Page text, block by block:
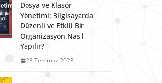
Dosya ve Klasör
Yönetimi: Bilgisayarda
Düzenli ve Etkili Bir
Organizasyon Nasıl
Yapılır?
23 Temmuz 2023